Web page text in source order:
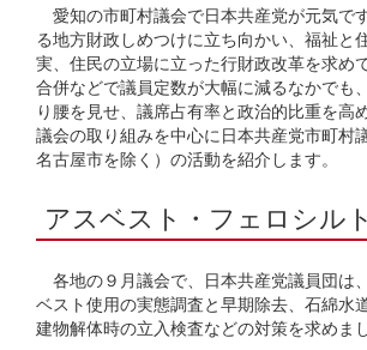
愛知の市町村議会で日本共産党が元気で
る地方財政しめつけに立ち向かい、福祉と
実、住民の立場に立った行財政改革を求め
合併などで議員定数が大幅に減るなかでも
り腰を見せ、議席占有率と政治的比重を高
議会の取り組みを中心に日本共産党市町村
名古屋市を除く）の活動を紹介します。
アスベスト・フェロシルト
各地の９月議会で、日本共産党議員団は
ベスト使用の実態調査と早期除去、石綿水
建物解体時の立入検査などの対策を求めまし